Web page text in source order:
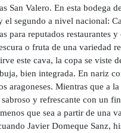
San Valero. En esta bodega
segundo a nivel nacional:
para reputados restaurantes
o fruta de una variedad
este cava, la copa se viste
bien integrada. En nariz
aragoneses. Mientras que a
y refrescante con un
que sea a partir de una
Javier Domeque Sanz,